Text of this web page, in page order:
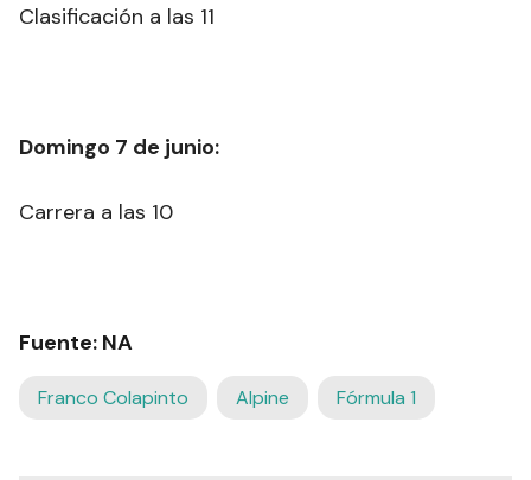
Clasificación a las 11
Domingo 7 de junio:
Carrera a las 10
Fuente: NA
Franco Colapinto Alpine Fórmula 1